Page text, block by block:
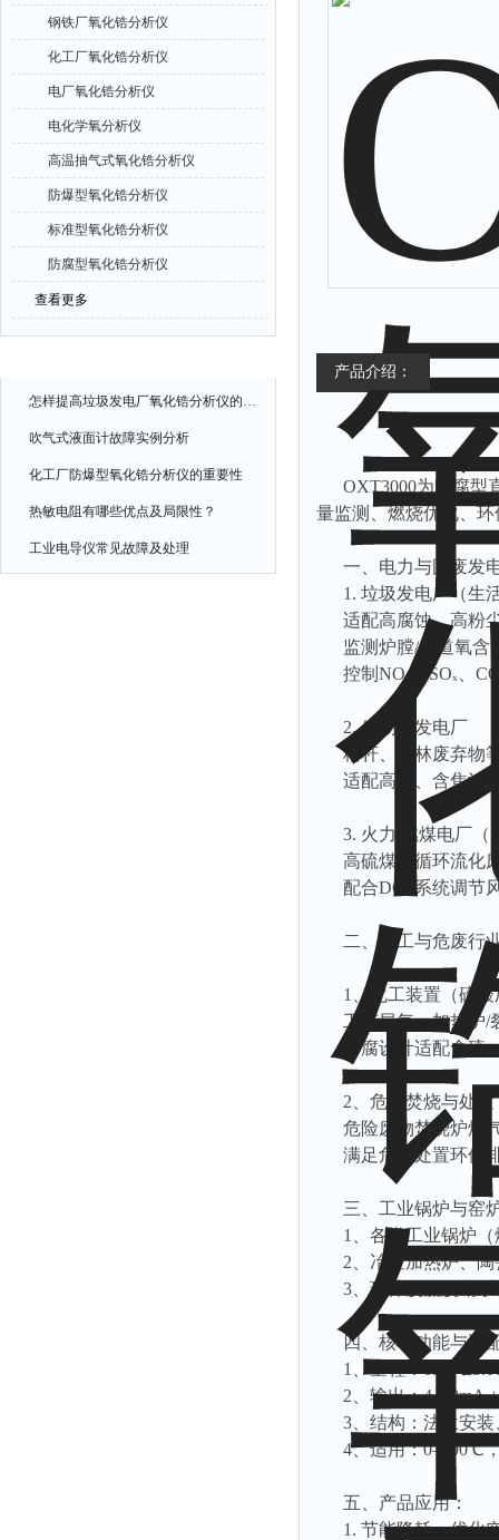
钢铁厂氧化锆分析仪
化工厂氧化锆分析仪
电厂氧化锆分析仪
电化学氧分析仪
高温抽气式氧化锆分析仪
防爆型氧化锆分析仪
标准型氧化锆分析仪
防腐型氧化锆分析仪
查看更多
怎样提高垃圾发电厂氧化锆分析仪的使用寿命
吹气式液面计故障实例分析
化工厂防爆型氧化锆分析仪的重要性
热敏电阻有哪些优点及局限性？
工业电导仪常见故障及处理
产品介绍：
OXT3000为防腐型
量监测、燃烧优化、
一、电力与固废发
1. 垃圾发电厂（生
适配高腐蚀、高粉
监测炉膛/烟道氧含
控制NOₓ、SOₓ、
2. 生物质发电厂
秸秆、农林废弃物
适配高温、含焦油/
3. 火力/燃煤电厂（
高硫煤、循环流化
配合DCS系统调节
二、化工与危废行
1、化工装置（硫
工艺尾气、加热炉/
防腐设计适配含硫
2、危废焚烧与处置
危险废物焚烧炉烟
满足危废处置环保
三、工业锅炉与窑
1、各类工业锅炉
2、冶金加热炉、
3、环保脱硫脱硝
四、核心功能与适
1、量程：
2、输出：4–20mA
3、结构：法兰安
4、适用：0–700℃
五、产品应用：
1. 节能降耗：优化